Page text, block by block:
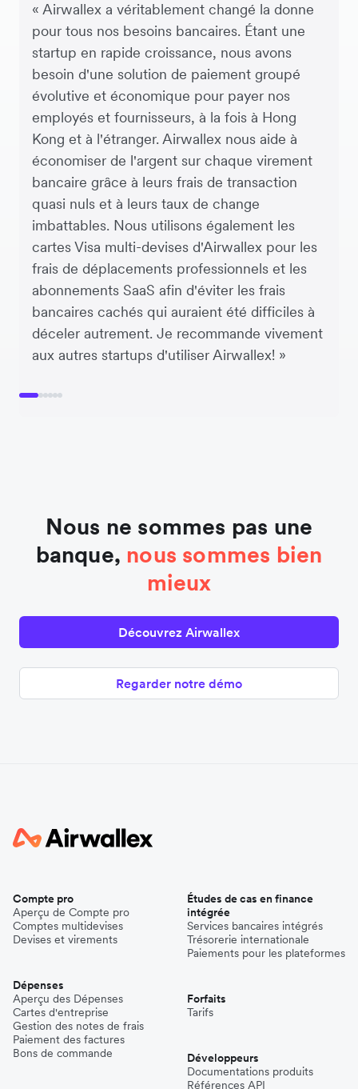
« Airwallex a véritablement changé la donne
pour tous nos besoins bancaires. Étant une
startup en rapide croissance, nous avons
besoin d'une solution de paiement groupé
évolutive et économique pour payer nos
employés et fournisseurs, à la fois à Hong
Kong et à l'étranger. Airwallex nous aide à
économiser de l'argent sur chaque virement
bancaire grâce à leurs frais de transaction
quasi nuls et à leurs taux de change
imbattables. Nous utilisons également les
cartes Visa multi-devises d'Airwallex pour les
frais de déplacements professionnels et les
abonnements SaaS afin d'éviter les frais
bancaires cachés qui auraient été difficiles à
déceler autrement. Je recommande vivement
aux autres startups d'utiliser Airwallex! »
Nous ne sommes pas une
banque, nous sommes bien
mieux
Découvrez Airwallex
Regarder notre démo
Compte pro
Aperçu de Compte pro
Comptes multidevises
Devises et virements
Dépenses
Aperçu des Dépenses
Cartes d'entreprise
Gestion des notes de frais
Paiement des factures
Bons de commande
Études de cas en finance
intégrée
Services bancaires intégrés
Trésorerie internationale
Paiements pour les plateformes
Forfaits
Tarifs
Développeurs
Documentations produits
Références API